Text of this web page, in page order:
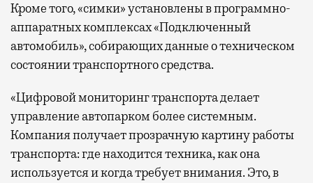
Кроме того, «симки» установлены в программно-
аппаратных комплексах «Подключенный
автомобиль», собирающих данные о техническом
состоянии транспортного средства.
«Цифровой мониторинг транспорта делает
управление автопарком более системным.
Компания получает прозрачную картину работы
транспорта: где находится техника, как она
используется и когда требует внимания. Это, в